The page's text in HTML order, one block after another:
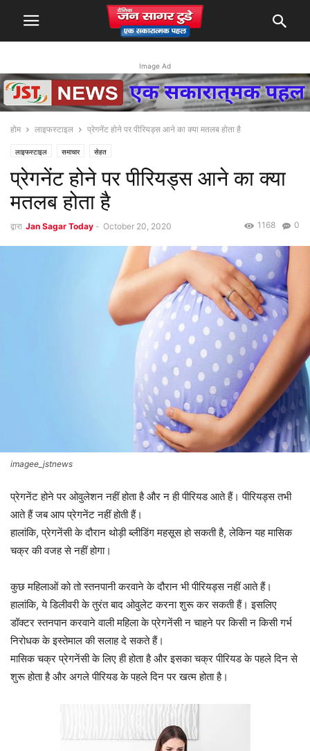
Image Ad
होम लाइफस्टाइल प्रेगनेंट होने पर पीरियड्स आने का क्‍या मतलब होता है
लाइफस्टाइल समाचार सेहत
प्रेगनेंट होने पर पीरियड्स आने का क्‍या
मतलब होता है
द्वारा Jan Sagar Today - October 20, 2020 0
1168
imagee_jstnews
प्रेगनेंट होने पर ओवुलेशन नहीं होता है और न ही पीरियड आते हैं। पीरियड्स तभी
आते हैं जब आप प्रेगनेंट नहीं होती हैं।
हालांकि, प्रेगनेंसी के दौरान थोड़ी ब्‍लीडिंग महसूस हो सकती है, लेकिन यह मासिक
चक्र की वजह से नहीं होगा।
कुछ महिलाओं को तो स्‍तनपानी करवाने के दौरान भी पीरियड्स नहीं आते हैं।
हालांकि, ये डिलीवरी के तुरंत बाद ओवुलेट करना शुरू कर सकती हैं। इसलिए
डॉक्‍टर स्‍तनपान करवाने वाली महिला के प्रेगनेंसी न चाहने पर किसी न किसी गर्भ
निरोधक के इस्‍तेमाल की सलाह दे सकते हैं।
मासिक चक्र प्रेगनेंसी के लिए ही होता है और इसका चक्र पीरियड के पहले दिन से
शुरू होता है और अगले पीरियड के पहले दिन पर खत्‍म होता है।